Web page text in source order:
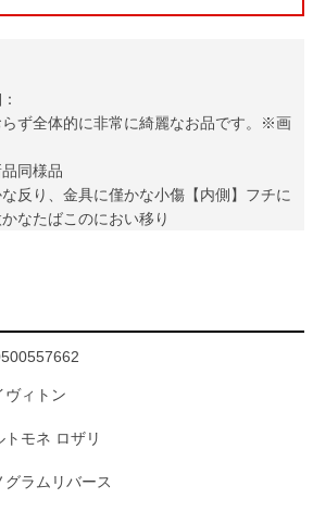
ず全体的に非常に綺麗なお品です。※画
同様品
な反り、金具に僅かな小傷【内側】フチに
なたばこのにおい移り
ヴィトン
トモネ ロザリ
グラムリバース